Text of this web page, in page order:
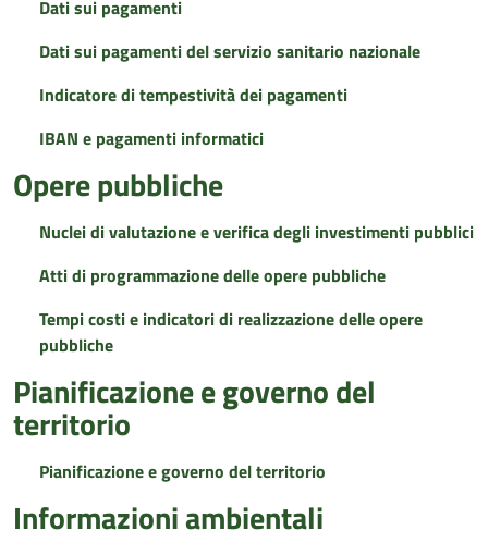
Dati sui pagamenti
Dati sui pagamenti del servizio sanitario nazionale
Indicatore di tempestività dei pagamenti
IBAN e pagamenti informatici
Opere pubbliche
Nuclei di valutazione e verifica degli investimenti pubblici
Atti di programmazione delle opere pubbliche
Tempi costi e indicatori di realizzazione delle opere
pubbliche
Pianificazione e governo del
territorio
Pianificazione e governo del territorio
Informazioni ambientali